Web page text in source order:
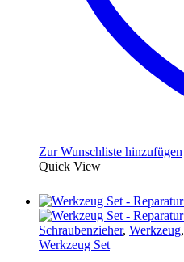
Zur Wunschliste hinzufügen
Quick View
Schraubenzieher, Werkzeug,
Werkzeug Set